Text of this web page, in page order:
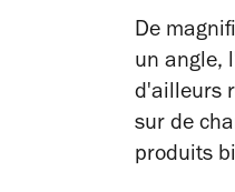
De
un angle,
d'ailleurs
sur de
produits